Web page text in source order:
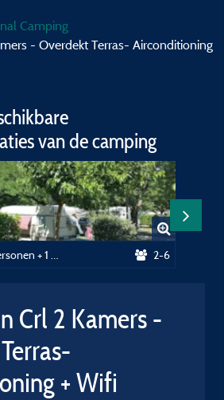
Camping
- Overdekt Terras- Airconditioning
van de camping
2-6
Crl 2 Kamers -
+ Wifi